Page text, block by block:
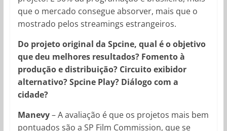
que o mercado consegue absorver, mais que o
mostrado pelos streamings estrangeiros.
Do projeto original da Spcine, qual é o objetivo
que deu melhores resultados? Fomento à
produção e distribuição? Circuito exibidor
alternativo? Spcine Play? Diálogo com a
cidade?
Manevy– A avaliação é que os projetos mais bem
pontuados são a SP Film Commission, que se